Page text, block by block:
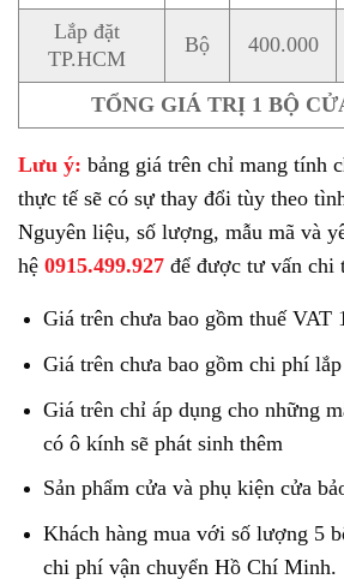
Lắp đặt
TP.HCM
Bộ 400.000
TỔNG GIÁ TRỊ 1 BỘ
Lưu ý: bảng giá trên chỉ mang tính
thực tế sẽ có sự thay đổi tùy theo
Nguyên liệu, số lượng, mẫu mã và
hệ 0915.499.927 để được tư vấn chi
Giá trên chưa bao gồm thuế VAT
Giá trên chưa bao gồm chi phí
Giá trên chỉ áp dụng cho những
có ô kính sẽ phát sinh thêm
Sản phẩm cửa và phụ kiện cửa
Khách hàng mua với số lượng 5
chi phí vận chuyển Hồ Chí Minh.